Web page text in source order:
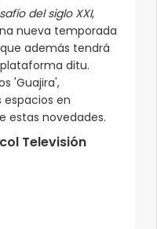
del siglo XXI,
nueva temporada
además tendrá
ditu.
'Guajira',
espacios en
estas novedades.
Televisión